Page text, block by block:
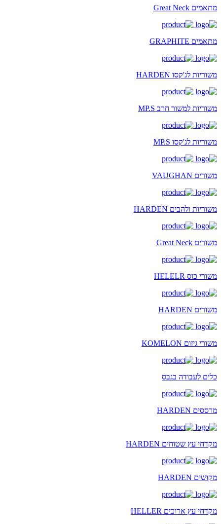
מתאמים Great Neck
מתאמים GRAPHITE
משוריות לג'קסו HARDEN
משוריות למשור חרב MP.S
משוריות לג'קסו MP.S
משורים VAUGHAN
משוריות ולהבים HARDEN
משורים Great Neck
משורי כוס HELELR
משורים HARDEN
משורי גיזום KOMELON
כלים לעבודה בגבס
מרססים HARDEN
מקדחי עץ שטוחים HARDEN
מקושים HARDEN
מקדחי עץ ארוכים HELLER